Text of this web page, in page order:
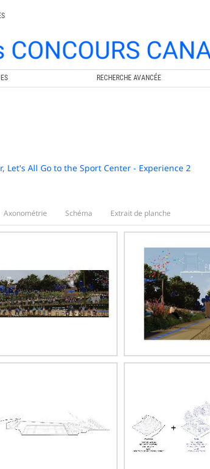
RECHERCHE AVANCÉE
All Go to the Sport Center - Experience 2
Axonométrie Schéma Extrait de planche